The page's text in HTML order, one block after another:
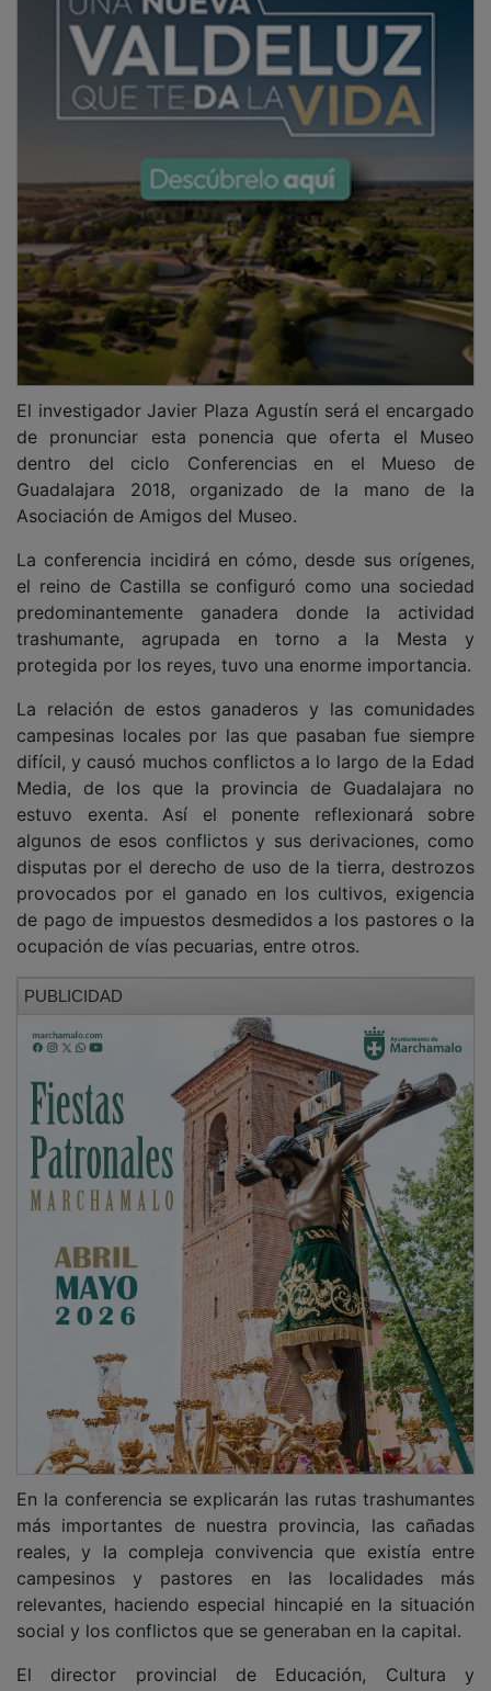
de pronunciar esta ponencia que oferta el Museo
dentro del ciclo Conferencias en el Mueso de
Guadalajara 2018, organizado de la mano de la
Asociación de Amigos del Museo.
el reino de Castilla se configuró como una sociedad
predominantemente ganadera donde la actividad
trashumante, agrupada en torno a la Mesta y
protegida por los reyes, tuvo una enorme importancia.
campesinas locales por las que pasaban fue siempre
difícil, y causó muchos conflictos a lo largo de la Edad
Media, de los que la provincia de Guadalajara no
estuvo exenta. Así el ponente reflexionará sobre
algunos de esos conflictos y sus derivaciones, como
disputas por el derecho de uso de la tierra, destrozos
provocados por el ganado en los cultivos, exigencia
de pago de impuestos desmedidos a los pastores o la
ocupación de vías pecuarias, entre otros.
más importantes de nuestra provincia, las cañadas
reales, y la compleja convivencia que existía entre
campesinos y pastores en las localidades más
relevantes, haciendo especial hincapié en la situación
social y los conflictos que se generaban en la capital.
Deportes, Faustino Lozano, anima a la ciudadanía a